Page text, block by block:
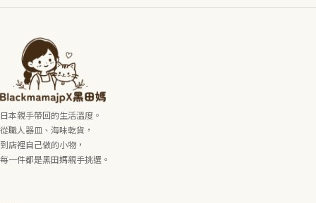
日本親手帶回的生活溫度。
從職人器皿、海味乾貨，
到店裡自己做的小物，
每一件都是黑田媽親手挑選。